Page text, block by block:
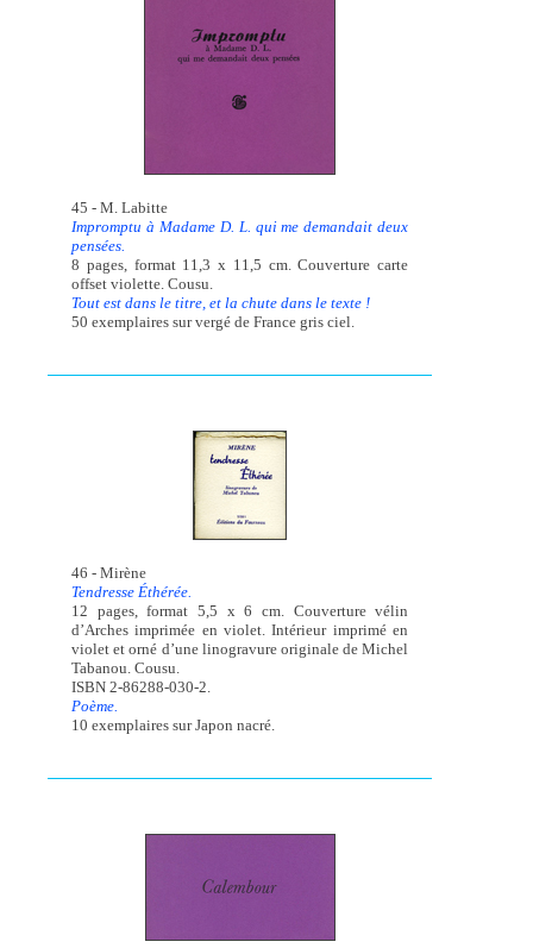
45 - M. Labitte
Impromptu à Madame D. L. qui me demandait deux
pensées.
8 pages, format 11,3 x 11,5 cm. Couverture carte
offset violette. Cousu.
Tout est dans le titre, et la chute dans le texte !
50 exemplaires sur vergé de France gris ciel.
46 - Mirène
Tendresse Éthérée.
12 pages, format 5,5 x 6 cm. Couverture vélin
d’Arches imprimée en violet. Intérieur imprimé en
violet et orné d’une linogravure originale de Michel
Tabanou. Cousu.
ISBN 2-86288-030-2.
Poème.
10 exemplaires sur Japon nacré.